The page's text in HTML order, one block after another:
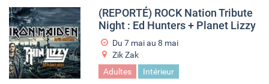
(REPORTÉ) ROCK Nation Tribute
Night : Ed Hunters + Planet Lizzy
Du 7 mai au 8 mai
Zik Zak
Adultes
Intérieur